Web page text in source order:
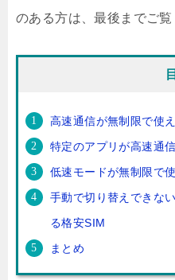
のある方は、最後までご覧
高速通信が無制限で使
特定のアプリが高速通
低速モードが無制限で
手動で切り替えできな
る格安SIM
まとめ